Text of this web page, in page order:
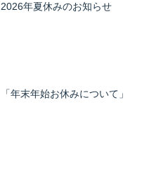
2026年夏休みのお知らせ
「年末年始お休みについて」